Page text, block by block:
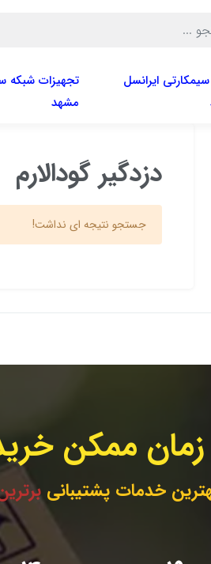
ایرانسل
تجهیزات شبکه
مشهد
دزدگیر گودالارم
جستجو نتیجه ای نداشت!
زمان ممکن
خدمات پشتیبانی